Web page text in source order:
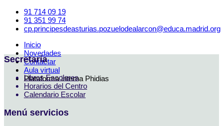
91 714 09 19
91 351 99 74
cp.principesdeasturias.pozuelodealarcon@educa.madrid.org
Inicio
Novedades
Contactar
Aula virtual
Plataforma interna Phidias
Secretaría
Libros Escolares
Horarios del Centro
Calendario Escolar
Menú servicios